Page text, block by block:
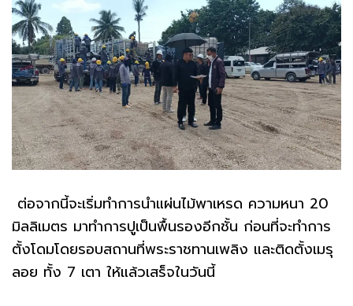
ต่อจากนี้จะเริ่มทำการนำแผ่นไม้พาเหรด ความหนา 20
มิลลิเมตร มาทำการปูเป็นพื้นรองอีกชั้น ก่อนที่จะทำการ
ตั้งโดมโดยรอบสถานที่พระราชทานเพลิง และติดตั้งเมรุ
ลอย ทั้ง 7 เตา ให้แล้วเสร็จในวันนี้